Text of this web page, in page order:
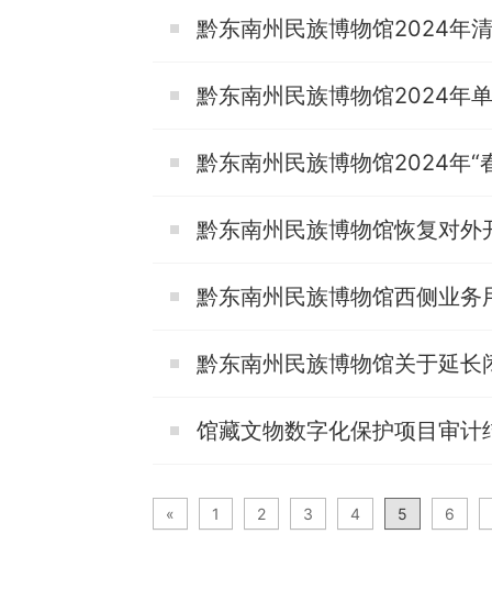
黔东南州民族博物馆2024年
黔东南州民族博物馆2024年
黔东南州民族博物馆2024年“
黔东南州民族博物馆恢复对外
黔东南州民族博物馆西侧业
黔东南州民族博物馆关于延长
馆藏文物数字化保护项目审计
« 1 2 3 4 5 6